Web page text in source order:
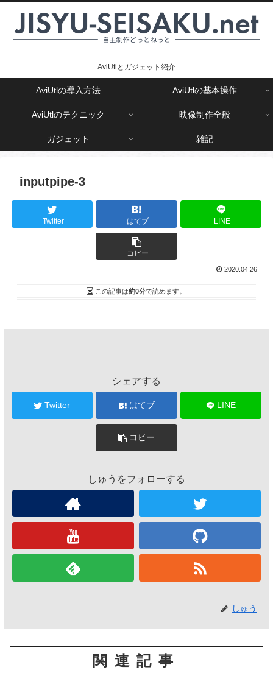
AviUtlとガジェット紹介
AviUtlの導入方法 AviUtlの基本操作
AviUtlのテクニック 映像制作全般
ガジェット 雑記
inputpipe-3
Twitter はてブ LINE
コピー
2020.04.26
この記事は約0分で読めます。
シェアする
Twitter はてブ LINE
コピー
しゅうをフォローする
しゅう
関連記事